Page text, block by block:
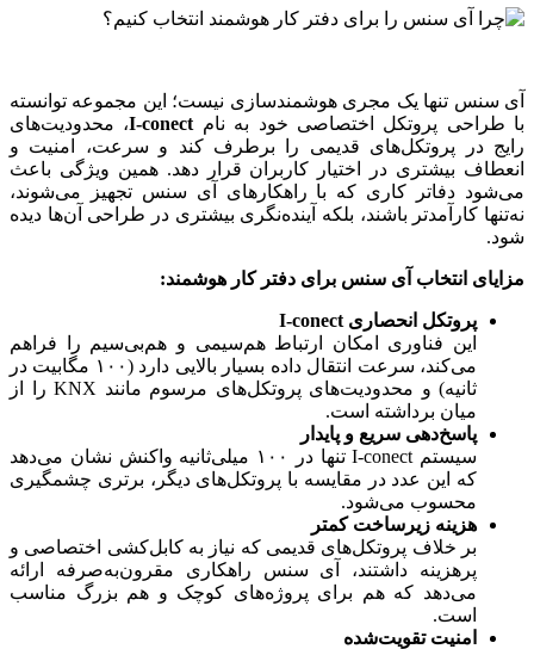
آی سنس تنها یک مجری هوشمندسازی نیست؛ این مجموعه توانسته
با طراحی پروتکل اختصاصی خود به نام I-conect، محدودیت‌های
رایج در پروتکل‌های قدیمی را برطرف کند و سرعت، امنیت و
انعطاف بیشتری در اختیار کاربران قرار دهد. همین ویژگی باعث
می‌شود دفاتر کاری که با راهکارهای آی سنس تجهیز می‌شوند،
نه‌تنها کارآمدتر باشند، بلکه آینده‌نگری بیشتری در طراحی آن‌ها دیده
شود.
مزایای انتخاب آی سنس برای دفتر کار هوشمند:
پروتکل انحصاری
این فناوری امکان ارتباط هم‌سیمی و هم‌بی‌سیم را فراهم
می‌کند، سرعت انتقال داده بسیار بالایی دارد (۱۰۰ مگابیت در
ثانیه) و محدودیت‌های پروتکل‌های مرسوم مانند KNX را از
میان برداشته است.
پاسخ‌دهی سریع و پایدار
سیستم I-conect تنها در ۱۰۰ میلی‌ثانیه واکنش نشان می‌دهد
که این عدد در مقایسه با پروتکل‌های دیگر، برتری چشمگیری
محسوب می‌شود.
هزینه زیرساخت کمتر
بر خلاف پروتکل‌های قدیمی که نیاز به کابل‌کشی اختصاصی و
پرهزینه داشتند، آی سنس راهکاری مقرون‌به‌صرفه ارائه
می‌دهد که هم برای پروژه‌های کوچک و هم بزرگ مناسب
است.
امنیت تقویت‌شده